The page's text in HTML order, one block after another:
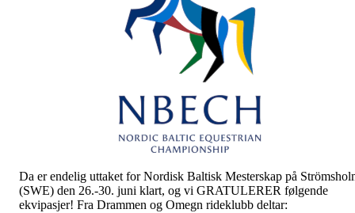
Da er endelig uttaket for Nordisk Baltisk Mesterskap på
(SWE) den 26.-30. juni klart, og vi GRATULERER følgende
ekvipasjer! Fra Drammen og Omegn rideklubb deltar: